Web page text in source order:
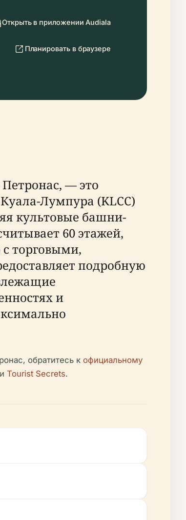
Открыть в приложении Audiala
Планировать в браузере
— это
Лумпура (KLCC)
культовые башни-
60 этажей,
торговыми,
подробную
и
обратитесь к официальному
и Tourist Secrets.